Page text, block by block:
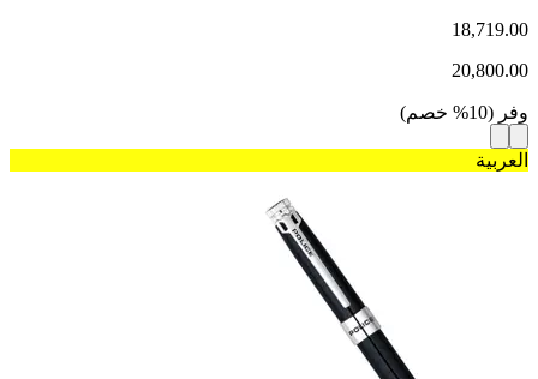
18,719.00
20,800.00
وفر (
10
% خصم)
العربية